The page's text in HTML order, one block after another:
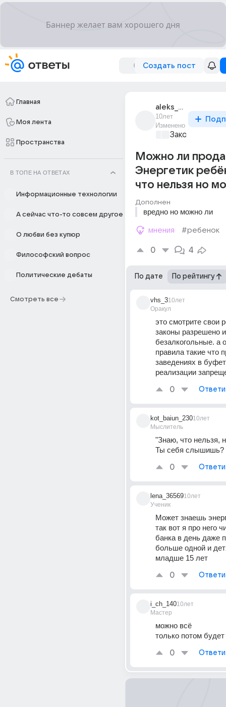
Создать пост
Главная
Моя лента
Пространства
В ТОПЕ НА ОТВЕТАХ
Информационные технологии
А сейчас что-то совсем другое
О любви без купюр
Философский вопрос
Политические дебаты
Смотреть все
aleks_odintsov_7
10лет
Изменено
Закон и
Можно ли
Энергетик
что нельзя но
Дополнен
вредно но можно ли
мнения #ребенок
0 4
По дате По рейтингу
vhs_3
Оракул
10лет
это смотрите свои
законы разрешено
безалкогольные. а
правила такие что
заведениях в
реализации
0
kot_baiun_230
Мыслитель
10лет
"Знаю, что нельзя,
Ты себя слышишь?
0
lena_36569
Ученик
10лет
Может знаешь
так вот я про него
банка в день даже
больше одной и
младше 15 лет
0
i_ch_140
Мастер
10лет
можно всё
только потом
0